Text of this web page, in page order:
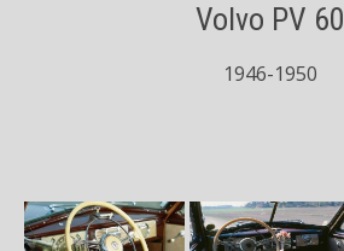
Volvo PV 60
1946-1950